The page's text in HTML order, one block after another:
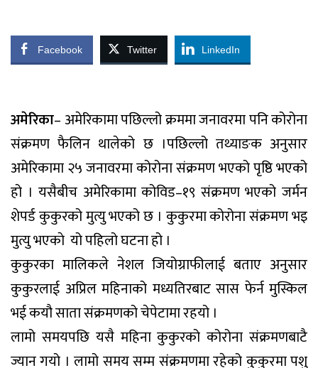
Facebook Twitter LinkedIn
अमेरिका– अमेरिकामा पछिल्लो क्रममा जनावरमा पनि कोरोना
संक्रमण फैलिन थालेको छ ।पछिल्लो तथ्याङक अनुसार
अमेरिकामा २५ जनावरमा कोरोना संक्रमण भएको पृष्ठि भएको
हो । यसैबीच अमेरिकामा कोविड–१९ संक्रमण भएको जर्मन
शेपर्ड कुकुरको मुत्यु भएको छ । कुकुरमा कोरोना संक्रमण भइ
मुत्यु भएकाे यो पहिलो घटना हो ।
कुकुरका मालिकले नेशल जियोग्राफीलाई बताए अनुसार
कुकुरलाई अप्रिल महिनाको मध्यतिरबाट सास फेर्न मुस्किल
भई कयौ साता संक्रमणको चेपेटामा रहयो ।
लामो समयपछि यसै महिना कुकुरको कोरोना संक्रमणबाटै
ज्यान गयो । लामो समय सम्म संक्रमणमा रहेको कुकुरमा पशु